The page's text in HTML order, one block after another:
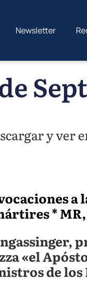
Newsletter
y ver
a
* MR,
«el
de